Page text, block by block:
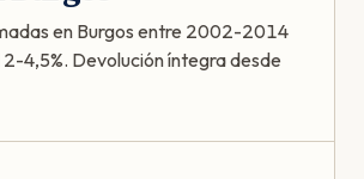
en Burgos entre 2002-2014
2-4,5%. Devolución íntegra desde